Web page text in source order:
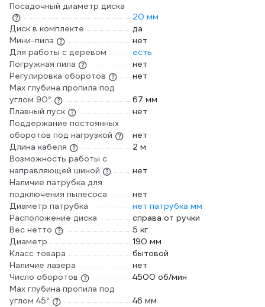
Посадочный диаметр диска
20 мм
Диск в комплекте
да
Мини-пила
нет
Для работы с деревом
есть
Погружная пила
нет
Регулировка оборотов
нет
Max глубина пропила под
углом 90°
67 мм
Плавный пуск
нет
Поддержание постоянных
оборотов под нагрузкой
нет
Длина кабеля
2 м
Возможность работы с
направляющей шиной
нет
Наличие патрубка для
подключения пылесоса
нет
Диаметр патрубка
нет патрубка мм
Расположение диска
справа от ручки
Вес нетто
5 кг
Диаметр
190 мм
Класс товара
бытовой
Наличие лазера
нет
Число оборотов
4500 об/мин
Max глубина пропила под
углом 45°
46 мм